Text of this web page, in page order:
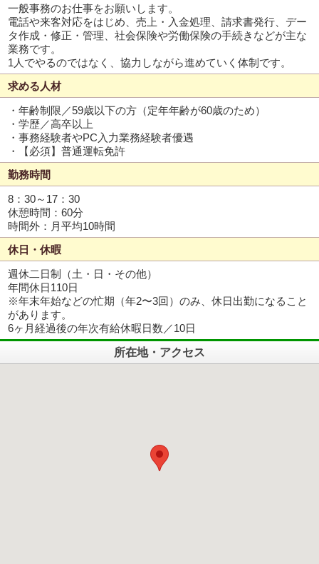
一般事務のお仕事をお願いします。
電話や来客対応をはじめ、売上・入金処理、請求書発行、デー
タ作成・修正・管理、社会保険や労働保険の手続きなどが主な
業務です。
1人でやるのではなく、協力しながら進めていく体制です。
求める人材
・年齢制限／59歳以下の方（定年年齢が60歳のため）
・学歴／高卒以上
・事務経験者やPC入力業務経験者優遇
・【必須】普通運転免許
勤務時間
8：30～17：30
休憩時間：60分
時間外：月平均10時間
休日・休暇
週休二日制（土・日・その他）
年間休日110日
※年末年始などの忙期（年2〜3回）のみ、休日出勤になること
があります。
6ヶ月経過後の年次有給休暇日数／10日
所在地・アクセス